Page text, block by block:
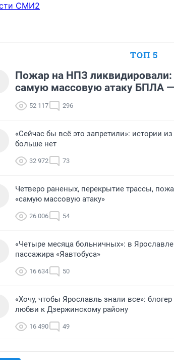
СМИ2
ТОП 5
Пожар на НПЗ
самую массовую атаку БПЛА
52 117 296
«Сейчас бы всё это запретили»: истории
больше нет
32 972 73
Четверо раненых, перекрытие трассы,
«самую массовую атаку»
26 006 54
«Четыре месяца больничных»: в
пассажира «Яавтобуса»
16 634 50
«Хочу, чтобы Ярославль знали все»:
любви к Дзержинскому району
16 490 49